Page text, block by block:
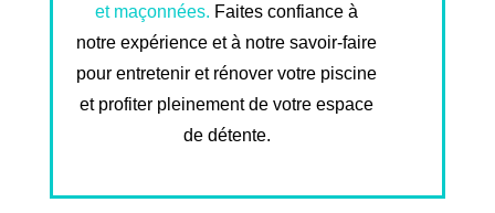
et maçonnées. Faites confiance à
notre expérience et à notre savoir-faire
pour entretenir et rénover votre piscine
et profiter pleinement de votre espace
de détente.